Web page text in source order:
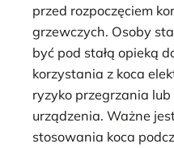
przed rozpoczęciem
grzewczych. Osoby
być pod stałą opieką
korzystania z koca
ryzyko przegrzania
urządzenia. Ważne
stosowania koca